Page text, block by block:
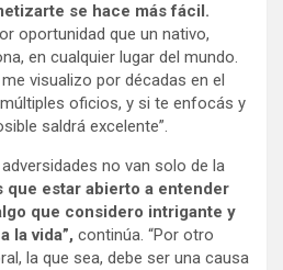
se hace más fácil.
oportunidad que un nativo,
en cualquier lugar del mundo.
visualizo por décadas en el
oficios, y si te enfocás y
saldrá excelente”.
no van solo de la
que estar abierto a entender
que considero intrigante y
la vida”, continúa. “Por otro
la que sea, debe ser una causa